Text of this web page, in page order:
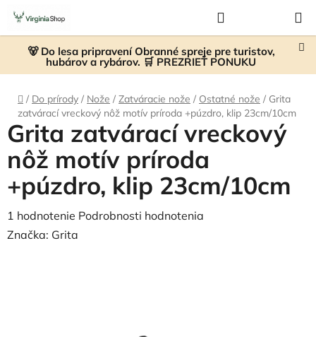
Prejsť
obsah
🐻 Do lesa pripravení Obranné spreje pre turistov,
hubárov a rybárov. 🛒 PREZRIEŤ PONUKU
KOŠÍK
Domov
/ Do prírody / Nože / Zatváracie nože / Ostatné nože / Grita
zatvárací vreckový nôž motív príroda +púzdro, klip 23cm/10cm
Grita zatvárací vreckový
nôž motív príroda
+púzdro, klip 23cm/10cm
Priemerné
hodnotenie
1 hodnotenie Podrobnosti hodnotenia
Značka: Grita